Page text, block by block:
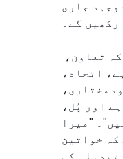
جاری
رکھیں گے۔
اتحاد،
اور پُل،
"میرا
کہ خواتین
تبدیلی کی